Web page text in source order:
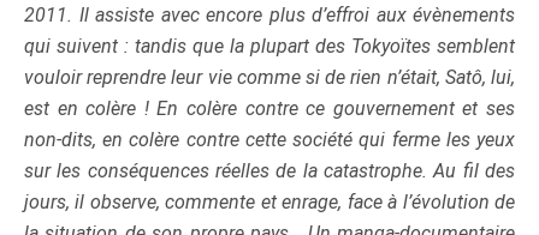
2011. Il assiste avec encore plus d’effroi aux évènements
qui suivent : tandis que la plupart des Tokyoïtes semblent
vouloir reprendre leur vie comme si de rien n’était, Satô, lui,
est en colère ! En colère contre ce gouvernement et ses
non-dits, en colère contre cette société qui ferme les yeux
sur les conséquences réelles de la catastrophe. Au fil des
jours, il observe, commente et enrage, face à l’évolution de